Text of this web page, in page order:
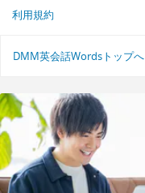
利用規約
DMM英会話Wordsトップへ